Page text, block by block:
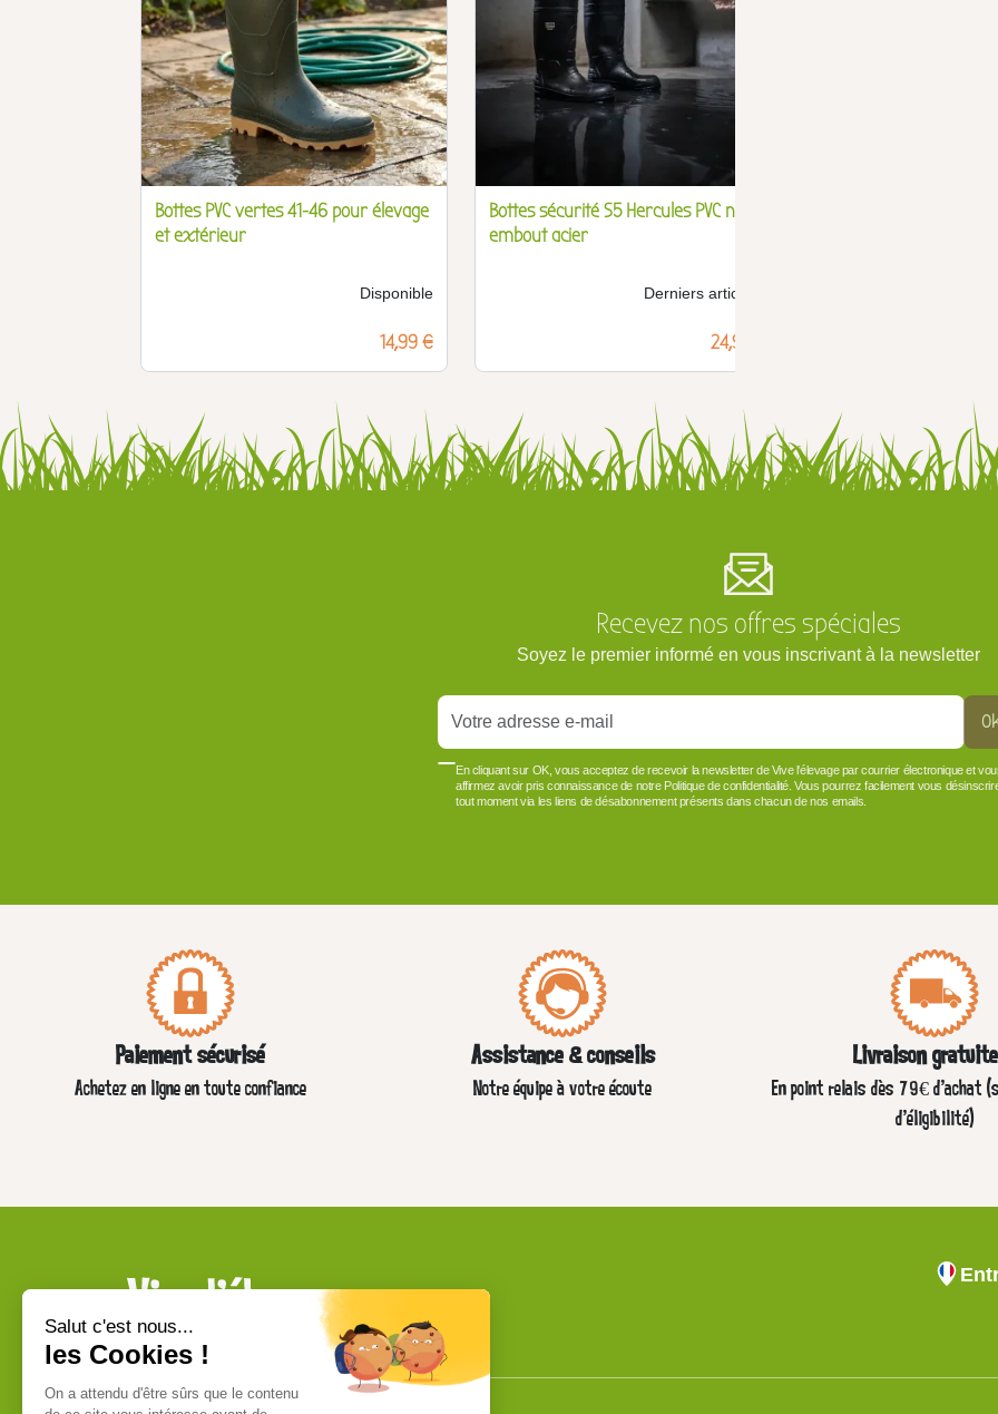
Bottes PVC vertes 41-46 pour élevage
et extérieur
Disponible
Prix
14,99 €
Bottes sécurité S5 Hercules PVC noir
embout acier
Derniers articles !
Prix
24,99 €
Recevez nos offres spéciales
Soyez le premier informé en vous inscrivant à la newsletter
Ok
En cliquant sur OK, vous acceptez de recevoir la newsletter de Vive l'élevage par courrier électronique et
affirmez avoir pris connaissance de notre Politique de confidentialité. Vous pourrez facilement vous
tout moment via les liens de désabonnement présents dans chacun de nos emails.
Paiement sécurisé
Achetez en ligne en toute confiance
Assistance & conseils
Notre équipe à votre écoute
Livraison
En point relais dès 79€ d’achat
d'éligibilité)